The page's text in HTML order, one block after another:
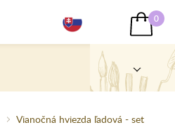
0
Vianočná hviezda ľadová - set